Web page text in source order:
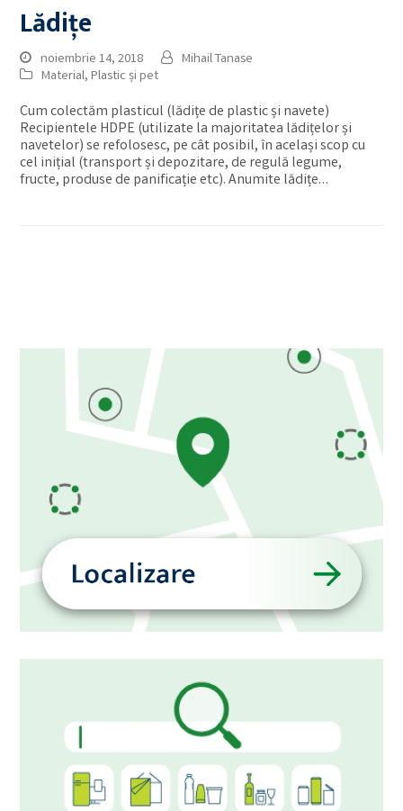
Lădițe
noiembrie 14, 2018
Mihail Tanase
Material,Plastic și pet
Cum colectăm plasticul (lădițe de plastic și navete)
Recipientele HDPE (utilizate la majoritatea lădițelor și
navetelor) se refolosesc, pe cât posibil, în același scop cu
cel inițial (transport și depozitare, de regulă legume,
fructe, produse de panificație etc). Anumite lădițe…